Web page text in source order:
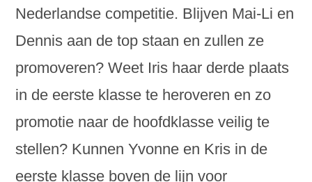
Nederlandse competitie. Blijven Mai-Li en
Dennis aan de top staan en zullen ze
promoveren? Weet Iris haar derde plaats
in de eerste klasse te heroveren en zo
promotie naar de hoofdklasse veilig te
stellen? Kunnen Yvonne en Kris in de
eerste klasse boven de lijn voor